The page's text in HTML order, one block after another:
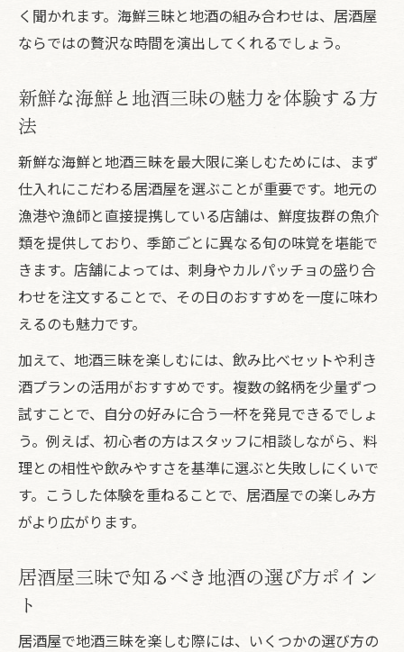
く聞かれます。海鮮三昧と地酒の組み合わせは、居酒屋
ならではの贅沢な時間を演出してくれるでしょう。
新鮮な海鮮と地酒三昧の魅力を体験する方
法
新鮮な海鮮と地酒三昧を最大限に楽しむためには、まず
仕入れにこだわる居酒屋を選ぶことが重要です。地元の
漁港や漁師と直接提携している店舗は、鮮度抜群の魚介
類を提供しており、季節ごとに異なる旬の味覚を堪能で
きます。店舗によっては、刺身やカルパッチョの盛り合
わせを注文することで、その日のおすすめを一度に味わ
えるのも魅力です。
加えて、地酒三昧を楽しむには、飲み比べセットや利き
酒プランの活用がおすすめです。複数の銘柄を少量ずつ
試すことで、自分の好みに合う一杯を発見できるでしょ
う。例えば、初心者の方はスタッフに相談しながら、料
理との相性や飲みやすさを基準に選ぶと失敗しにくいで
す。こうした体験を重ねることで、居酒屋での楽しみ方
がより広がります。
居酒屋三昧で知るべき地酒の選び方ポイン
ト
居酒屋で地酒三昧を楽しむ際には、いくつかの選び方の